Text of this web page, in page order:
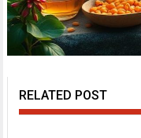
RELATED POST